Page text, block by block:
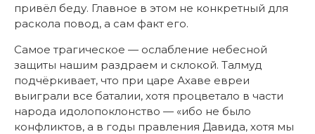
привёл беду. Главное в этом не конкретный для
раскола повод, а сам факт его.
Самое трагическое — ослабление небесной
защиты нашим раздраем и склокой. Талмуд
подчёркивает, что при царе Ахаве евреи
выиграли все баталии, хотя процветало в части
народа идолопоклонство — «ибо не было
конфликтов, а в годы правления Давида, хотя мы